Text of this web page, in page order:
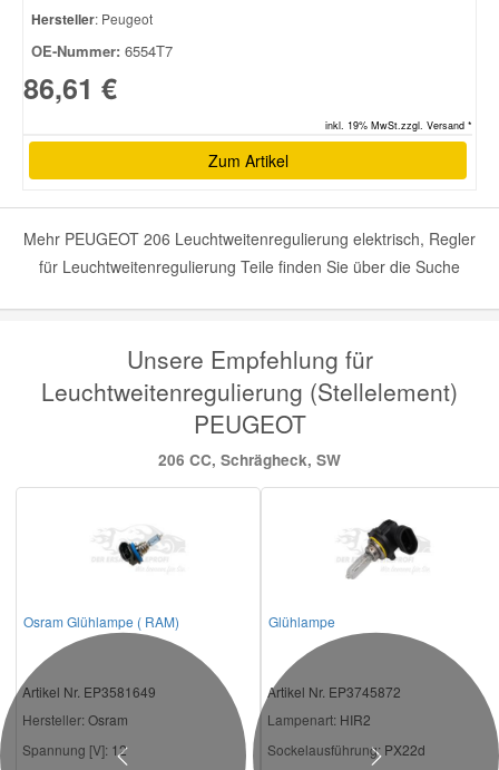
Hersteller: Peugeot
OE-Nummer: 6554T7
86,61 €
inkl. 19% MwSt.zzgl. Versand *
Zum Artikel
Mehr PEUGEOT 206 Leuchtweitenregulierung elektrisch, Regler
für Leuchtweitenregulierung Teile finden Sie über die Suche
Unsere Empfehlung für
Leuchtweitenregulierung (Stellelement)
PEUGEOT
206 CC, Schrägheck, SW
Osram Glühlampe ( RAM)
Artikel Nr. EP3581649
Hersteller: Osram
Spannung [V]: 12
Glühlampe
Artikel Nr. EP3745872
Lampenart: HIR2
Sockelausführung: PX22d
Previous Next